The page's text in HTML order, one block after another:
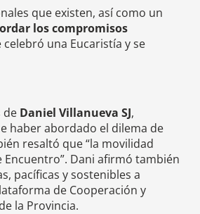
que existen, así como un
los compromisos
celebró una Eucaristía y se
de Daniel Villanueva SJ,
haber abordado el dilema de
resaltó que “la movilidad
Dani afirmó también
pacíficas y sostenibles a
de Cooperación y
la Provincia.